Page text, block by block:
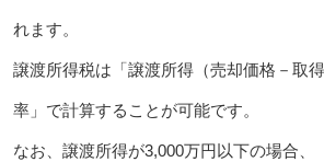
れます。
譲渡所得税は「譲渡所得（売却価格－取
率」で計算することが可能です。
なお、譲渡所得が3,000万円以下の場合、